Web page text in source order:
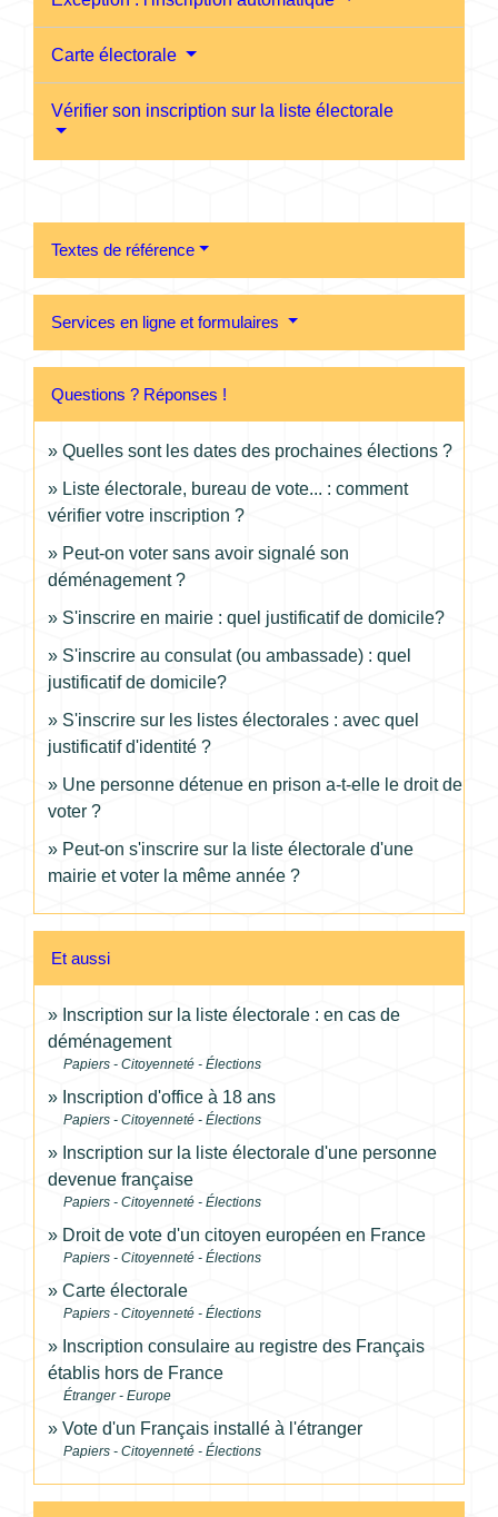
Carte électorale
Vérifier son inscription sur la liste électorale
Textes de référence
Services en ligne et formulaires
Questions ? Réponses !
Quelles sont les dates des prochaines élections ?
Liste électorale, bureau de vote... : comment
vérifier votre inscription ?
Peut-on voter sans avoir signalé son
déménagement ?
S'inscrire en mairie : quel justificatif de domicile?
S'inscrire au consulat (ou ambassade) : quel
justificatif de domicile?
S'inscrire sur les listes électorales : avec quel
justificatif d'identité ?
Une personne détenue en prison a-t-elle le droit de
voter ?
Peut-on s'inscrire sur la liste électorale d'une
mairie et voter la même année ?
Et aussi
Inscription sur la liste électorale : en cas de
déménagement
Papiers - Citoyenneté - Élections
Inscription d'office à 18 ans
Papiers - Citoyenneté - Élections
Inscription sur la liste électorale d'une personne
devenue française
Papiers - Citoyenneté - Élections
Droit de vote d'un citoyen européen en France
Papiers - Citoyenneté - Élections
Carte électorale
Papiers - Citoyenneté - Élections
Inscription consulaire au registre des Français
établis hors de France
Étranger - Europe
Vote d'un Français installé à l'étranger
Papiers - Citoyenneté - Élections